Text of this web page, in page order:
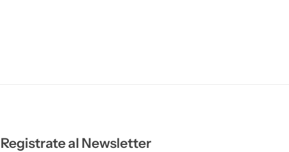
Registrate al Newsletter